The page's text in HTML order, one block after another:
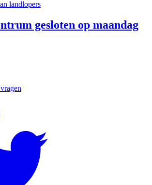
gesloten op maandag